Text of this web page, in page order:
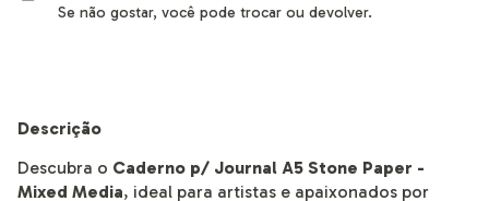
Se não gostar, você pode trocar ou devolver.
Descrição
Descubra o Caderno p/ Journal A5 Stone Paper -
Mixed Media, ideal para artistas e apaixonados por